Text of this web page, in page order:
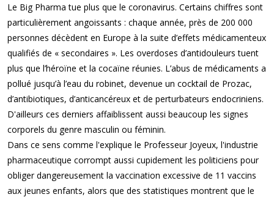
Le Big Pharma tue plus que le coronavirus. Certains chiffres sont
particulièrement angoissants : chaque année, près de 200 000
personnes décèdent en Europe à la suite d’effets médicamenteux
qualifiés de « secondaires ». Les overdoses d’antidouleurs tuent
plus que l’héroïne et la cocaïne réunies. L’abus de médicaments a
pollué jusqu’à l’eau du robinet, devenue un cocktail de Prozac,
d’antibiotiques, d’anticancéreux et de perturbateurs endocriniens.
D'ailleurs ces derniers affaiblissent aussi beaucoup les signes
corporels du genre masculin ou féminin.
Dans ce sens comme l'explique le Professeur Joyeux, l'industrie
pharmaceutique corrompt aussi cupidement les politiciens pour
obliger dangereusement la vaccination excessive de 11 vaccins
aux jeunes enfants, alors que des statistiques montrent que le